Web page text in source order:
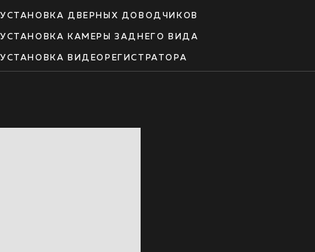
УСТАНОВКА ДВЕРНЫХ ДОВОДЧИКОВ
УСТАНОВКА КАМЕРЫ ЗАДНЕГО ВИДА
УСТАНОВКА ВИДЕОРЕГИСТРАТОРА